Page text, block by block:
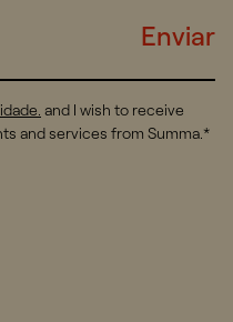
Enviar
. and I wish to receive
and services from Summa.*